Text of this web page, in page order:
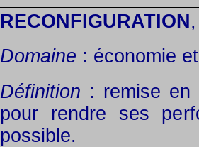
RECONFIGURATION
Domaine : économie
Définition : remise en
pour rendre ses
possible.